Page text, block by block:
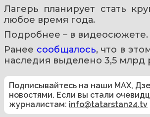
Лагерь планирует стать
любое время года.
Подробнее – в видеосюжете.
Ранее сообщалось, что в
наследия выделено 3,5 млрд
Подписывайтесь на наши MAX,
новостями. Если вы стали
журналистам: info@tatarstan24.tv